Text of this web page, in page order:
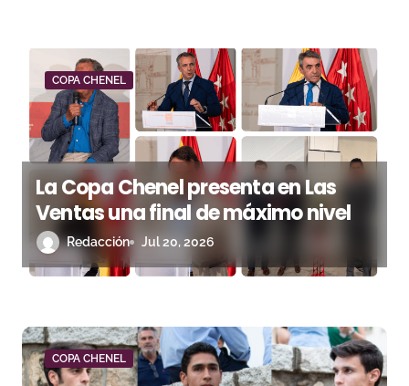
a
d
a
s
COPA CHENEL
La Copa Chenel presenta en Las
Ventas una final de máximo nivel
Redacción Jul 20, 2026
COPA CHENEL